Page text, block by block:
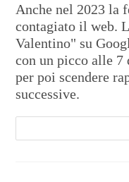
Anche nel 2023 la
contagiato il web.
Valentino" su
con un picco alle
per poi scendere
successive.